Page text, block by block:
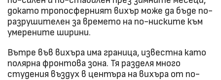
докато тропосферният вихър може да бъде по-
разрушителен за времето на по-ниските към
умерените ширини.
Вътре във вихъра има граница, известна като
полярна фронтова зона. Тя разделя много
студения въздух в центъра на вихъра от по-